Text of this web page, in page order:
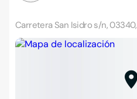
Carretera San Isidro s/n,